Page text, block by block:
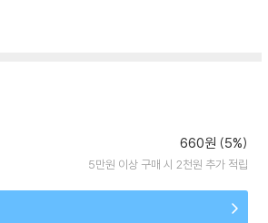
660원 (5%)
5만원 이상 구매 시 2천원 추가 적립